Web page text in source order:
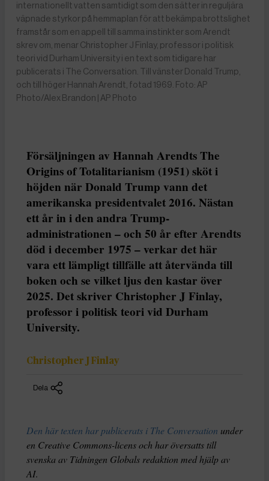
internationellt vatten samtidigt som den sätter in reguljära
väpnade styrkor på hemmaplan för att bekämpa brottslighet
framstår som en appell till samma instinkter som Arendt
skrev om, menar Christopher J Finlay, professor i politisk
teori vid Durham University i en text som tidigare har
publicerats i The Conversation. Till vänster Donald Trump,
och till höger Hannah Arendt, fotad 1969. Foto: AP
Photo/Alex Brandon | AP Photo
Försäljningen av Hannah Arendts The
Origins of Totalitarianism (1951) sköt i
höjden när Donald Trump vann det
amerikanska presidentvalet 2016. Nästan
ett år in i den andra Trump-
administrationen – och 50 år efter Arendts
död i december 1975 – verkar det här
vara ett lämpligt tillfälle att återvända till
boken och se vilket ljus den kastar över
2025. Det skriver Christopher J Finlay,
professor i politisk teori vid Durham
University.
Christopher J Finlay
Dela
Den här texten har publicerats i The Conversation under
en Creative Commons-licens och har översatts till
svenska av Tidningen Globals redaktion med hjälp av
AI.